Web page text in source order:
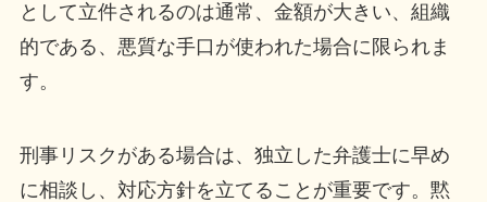
として立件されるのは通常、金額が大きい、組織
的である、悪質な手口が使われた場合に限られま
す。
刑事リスクがある場合は、独立した弁護士に早め
に相談し、対応方針を立てることが重要です。黙